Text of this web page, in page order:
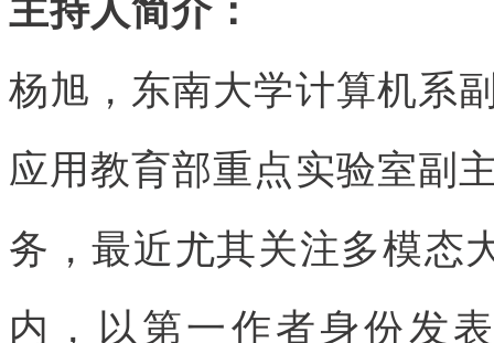
杨旭，东南大学计算机系
应用教育部重点实验室副
务，最近尤其关注多模态
内，以第一作者身份发